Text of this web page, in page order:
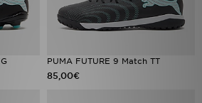
PUMA FUTURE 9 Match TT
85,00€